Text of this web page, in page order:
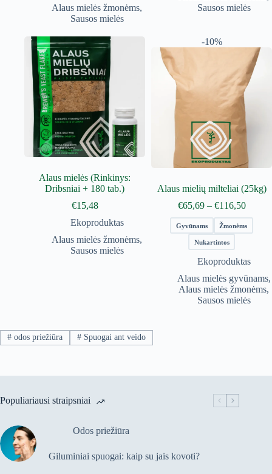
Alaus mielės žmonėms,
Sausos mielės
Sausos mielės
Alaus mielės (Rinkinys:
Dribsniai + 180 tab.)
€15,48
Ekoproduktas
Alaus mielės žmonėms,
Sausos mielės
-10%
Alaus mielių milteliai (25kg)
€65,69 – €116,50Price
range:
€65,69
Gyvūnams Žmonėms
Nukartintos
Ekoproduktas
Alaus mielės gyvūnams,
Alaus mielės žmonėms,
Sausos mielės
#odos priežiūra #Spuogai ant veido
Populiariausi straipsniai
Odos priežiūra
Giluminiai spuogai: kaip su jais kovoti?